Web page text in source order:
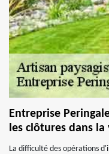
Entreprise
les clôtures dans la
La difficulté des opérations